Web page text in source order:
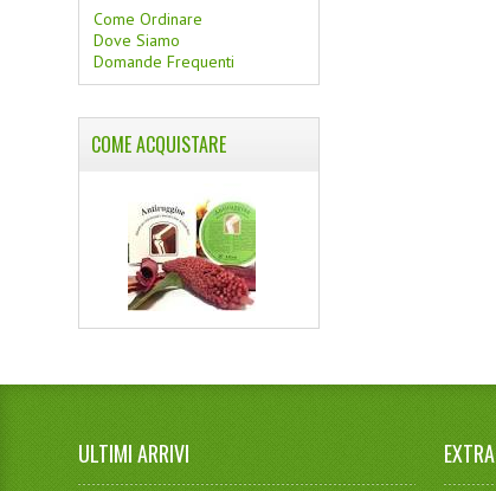
Come Ordinare
Dove Siamo
Domande Frequenti
COME ACQUISTARE
ULTIMI ARRIVI EXTRA